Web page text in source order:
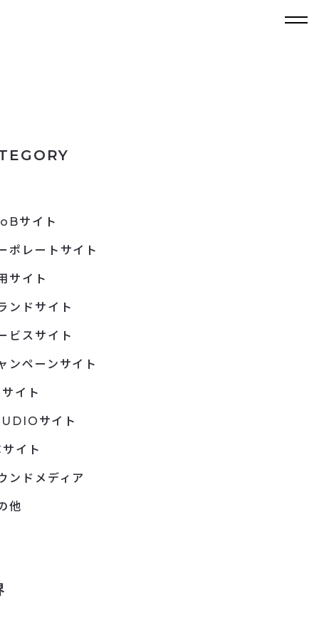
サイト
ポレートサイト
サイト
ンドサイト
ビスサイト
ンペーンサイト
イト
サイト
イト
ンドメディア
他